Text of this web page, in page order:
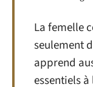
La femelle
seulement
apprend
essentiels